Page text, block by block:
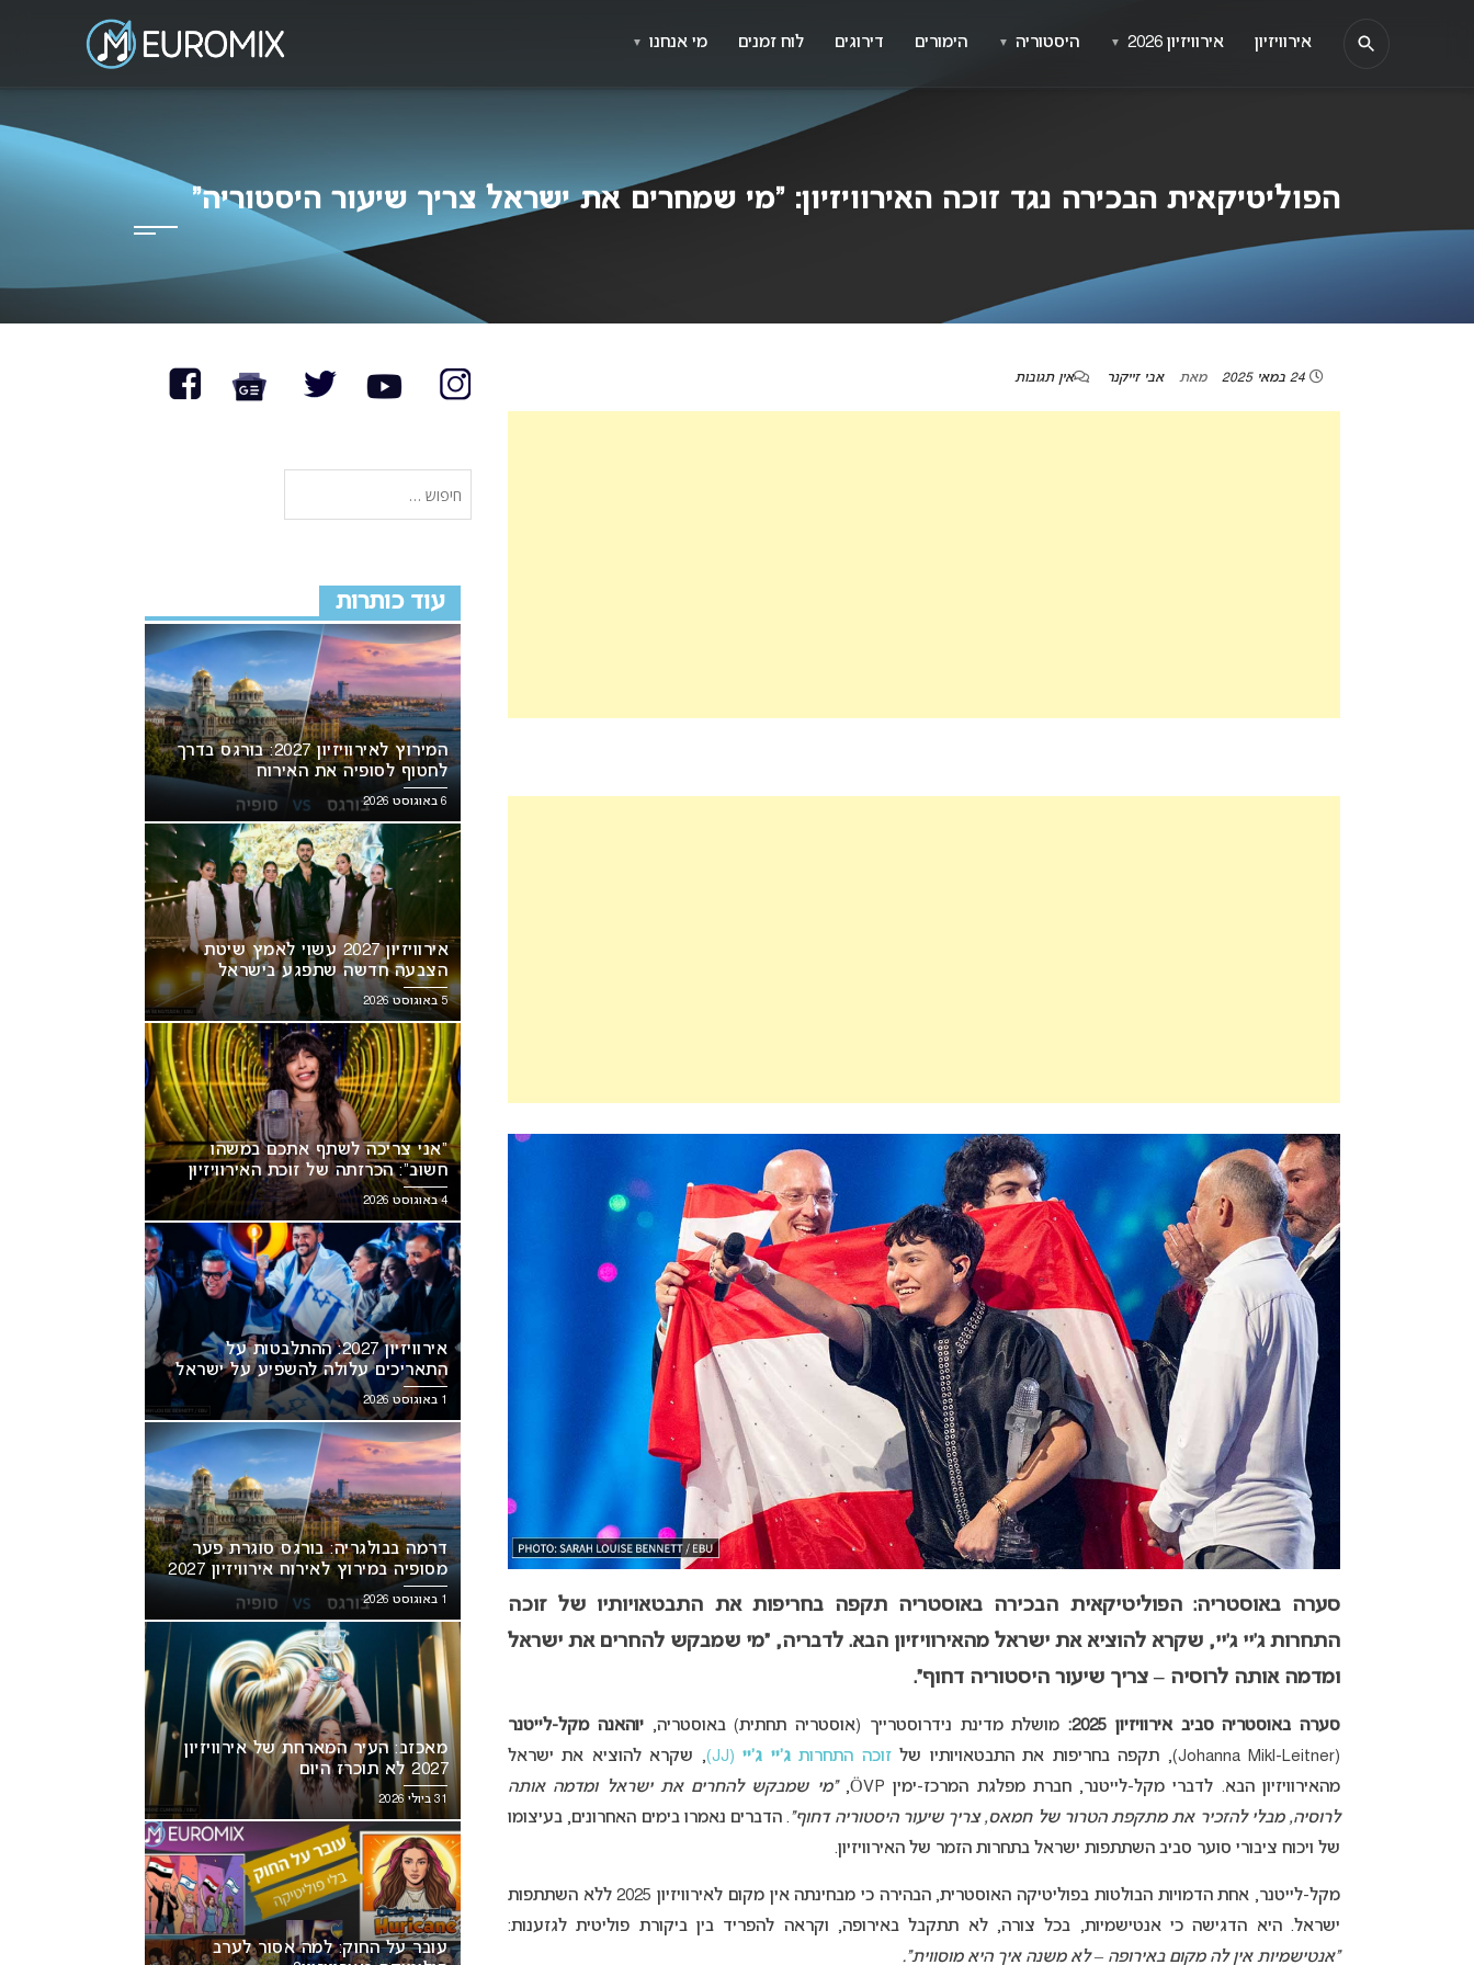
הפוליטיקאית הבכירה נגד זוכה האירוויזיון: “מי שמחרים את ישראל צריך שיעור היסטוריה”
מאת אבי זייקנר אין תגובות
סערה באוסטריה: הפוליטיקאית הבכירה באוסטריה תקפה בחריפות את התבטאויותיו של זוכה
התחרות ג’יי ג’יי, שקרא להוציא את ישראל מהאירוויזיון הבא. לדבריה, “מי שמבקש להחרים את ישראל
ומדמה אותה לרוסיה – צריך שיעור היסטוריה דחוף”.
סערה באוסטריה סביב אירוויזיון 2025: מושלת מדינת נידרוסטרייך (אוסטריה תחתית) באוסטריה,יוהאנה מקל-לייטנר
(Johanna Mikl-Leitner), תקפה בחריפות את התבטאויותיו של
זוכה התחרותג’יי ג’יי(JJ)
, שקרא להוציא את ישראל
מהאירוויזיון הבא. לדברי מקל-לייטנר, חברת מפלגת המרכז-ימין ÖVP,
“מי שמבקש להחרים את ישראל ומדמה אותה
לרוסיה, מבלי להזכיר את מתקפת הטרור של חמאס, צריך שיעור היסטוריה דחוף”. הדברים נאמרו בימים האחרונים, בעיצומו
של ויכוח ציבורי סוער סביב השתתפות ישראל בתחרות הזמר של האירוויזיון.
מקל-לייטנר, אחת הדמויות הבולטות בפוליטיקה האוסטרית, הבהירה כי מבחינתה אין מקום לאירוויזיון 2025 ללא השתתפות
ישראל. היא הדגישה כי אנטישמיות, בכל צורה, לא תתקבל באירופה, וקראה להפריד בין ביקורת פוליטית לגזענות:
“אנטישמיות אין לה מקום באירופה – לא משנה איך היא מוסווית”.
עוד כותרות
המירוץ לאירוויזיון 2027: בורגס בדרך
לחטוף לסופיה את האירוח
6 באוגוסט 2026
אירוויזיון 2027 עשוי לאמץ שיטת
הצבעה חדשה שתפגע בישראל
5 באוגוסט 2026
“אני צריכה לשתף אתכם במשהו
חשוב”: הכרזתה של זוכת האירוויזיון
מסעירה את הרשת
4 באוגוסט 2026
אירוויזיון 2027: ההתלבטות על
התאריכים עלולה להשפיע על ישראל
1 באוגוסט 2026
דרמה בבולגריה: בורגס סוגרת פער
מסופיה במירוץ לאירוח אירוויזיון 2027
1 באוגוסט 2026
מאכזב: העיר המארחת של אירוויזיון
2027 לא תוכרז היום
31 ביולי 2026
עובר על החוק: למה אסור לערב
אירוויזיון אירוויזיון 2026 ▼ היסטוריה ▼ הימורים דירוגים לוח זמנים מי אנחנו ▼